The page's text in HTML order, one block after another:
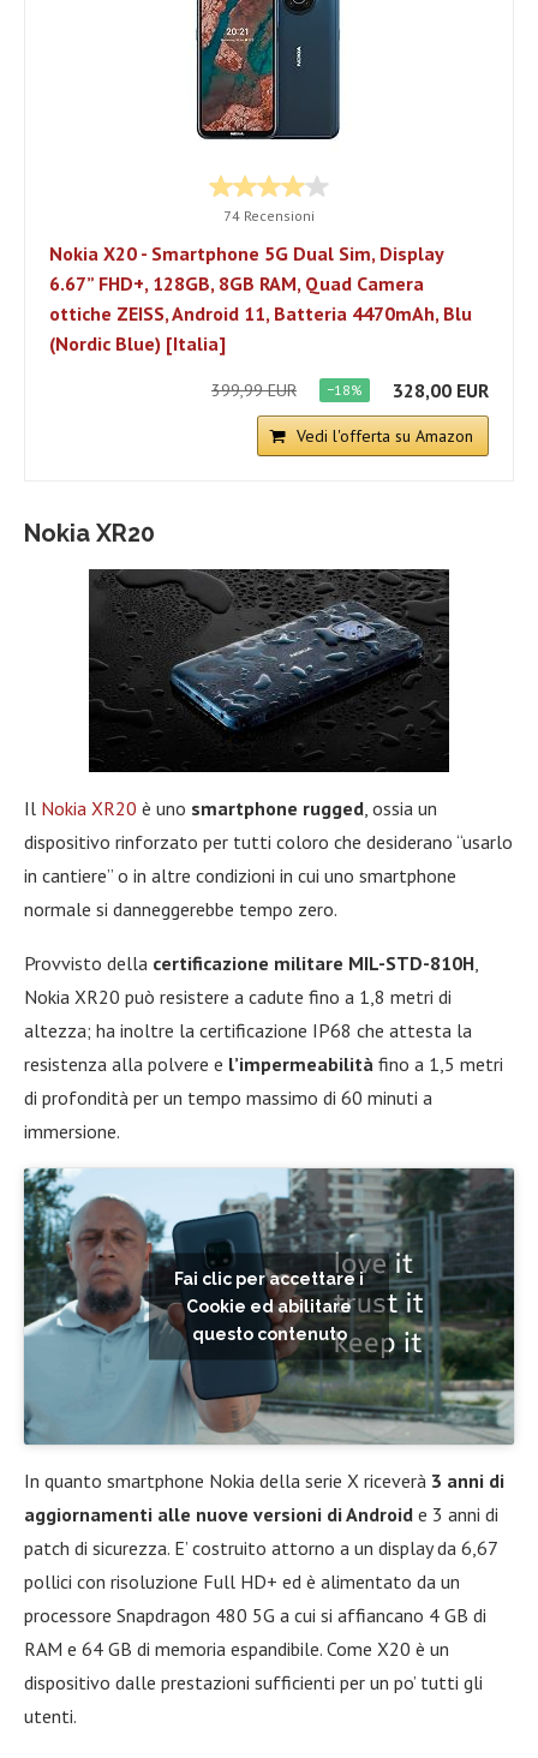
74 Recensioni
Nokia X20 - Smartphone 5G Dual Sim, Display
6.67” FHD+, 128GB, 8GB RAM, Quad Camera
ottiche ZEISS, Android 11, Batteria 4470mAh, Blu
(Nordic Blue) [Italia]
399,99 EUR −18% 328,00 EUR
Vedi l'offerta su Amazon
Nokia XR20
Il Nokia XR20 è uno smartphone rugged, ossia un
dispositivo rinforzato per tutti coloro che desiderano “usarlo
in cantiere” o in altre condizioni in cui uno smartphone
normale si danneggerebbe tempo zero.
Provvisto della certificazione militare MIL-STD-810H,
Nokia XR20 può resistere a cadute fino a 1,8 metri di
altezza; ha inoltre la certificazione IP68 che attesta la
resistenza alla polvere e l’impermeabilità fino a 1,5 metri
di profondità per un tempo massimo di 60 minuti a
immersione.
Fai clic per accettare i
Cookie ed abilitare
questo contenuto
In quanto smartphone Nokia della serie X riceverà 3 anni di
aggiornamenti alle nuove versioni di Android e 3 anni di
patch di sicurezza. E’ costruito attorno a un display da 6,67
pollici con risoluzione Full HD+ ed è alimentato da un
processore Snapdragon 480 5G a cui si affiancano 4 GB di
RAM e 64 GB di memoria espandibile. Come X20 è un
dispositivo dalle prestazioni sufficienti per un po’ tutti gli
utenti.